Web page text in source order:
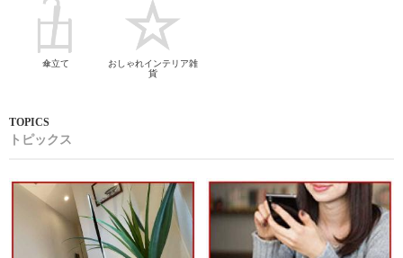
傘立て
おしゃれインテリア雑
貨
トピックス